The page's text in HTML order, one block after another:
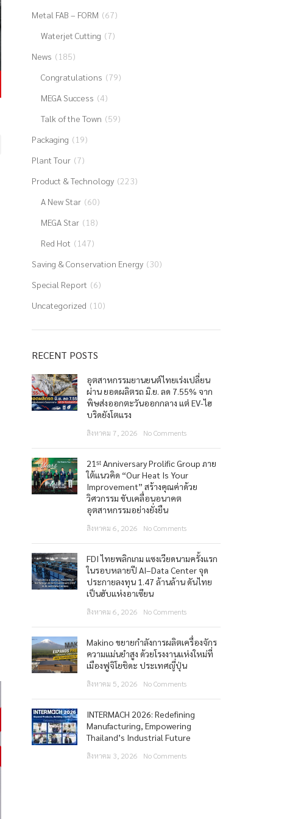
Metal FAB – FORM (67)
Waterjet Cutting (7)
News (185)
Congratulations (79)
MEGA Success (4)
Talk of the Town (59)
Packaging (19)
Plant Tour (7)
Product & Technology (223)
A New Star (60)
MEGA Star (18)
Red Hot (147)
Saving & Conservation Energy (30)
Special Report (6)
Uncategorized (10)
RECENT POSTS
อุตสาหกรรมยานยนต์ไทยเร่งเปลี่ยน
ผ่าน ยอดผลิตรถ มิ.ย. ลด 7.55% จาก
พิษส่งออกตะวันออกกลาง แต่ EV-ไฮ
บริดยังโตแรง
สิงหาคม 7, 2026 No Comments
21ˢᵗ Anniversary Prolific Group ภาย
ใต้แนวคิด “Our Heat Is Your
Improvement” สร้างคุณค่าด้วย
วิศวกรรม ขับเคลื่อนอนาคต
อุตสาหกรรมอย่างยั่งยืน
สิงหาคม 6, 2026 No Comments
FDI ไทยพลิกเกม แซงเวียดนามครั้งแรก
ในรอบหลายปี AI–Data Center จุด
ประกายลงทุน 1.47 ล้านล้าน ดันไทย
เป็นฮับแห่งอาเซียน
สิงหาคม 6, 2026 No Comments
Makino ขยายกำลังการผลิตเครื่องจักร
ความแม่นยำสูง ด้วยโรงงานแห่งใหม่ที่
เมืองฟูจิโยชิดะ ประเทศญี่ปุ่น
สิงหาคม 5, 2026 No Comments
INTERMACH 2026: Redefining
Manufacturing, Empowering
Thailand’s Industrial Future
สิงหาคม 3, 2026 No Comments